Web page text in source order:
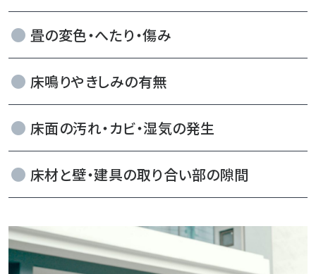
畳の変色・へたり・傷み
床鳴りやきしみの有無
床面の汚れ・カビ・湿気の発生
床材と壁・建具の取り合い部の隙間